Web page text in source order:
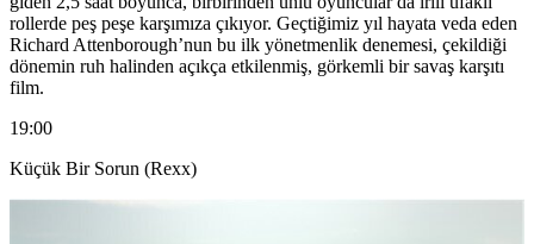
rollerde peş peşe karşımıza çıkıyor. Geçtiğimiz yıl hayata veda eden
Richard Attenborough’nun bu ilk yönetmenlik denemesi, çekildiği
dönemin ruh halinden açıkça etkilenmiş, görkemli bir savaş karşıtı
film.
19:00
Küçük Bir Sorun (Rexx)